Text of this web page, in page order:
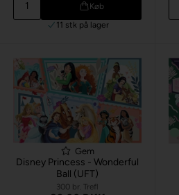
Køb
11 stk på lager
Gem
Disney Princess - Wonderful
Ball (UFT)
300 br. Trefl